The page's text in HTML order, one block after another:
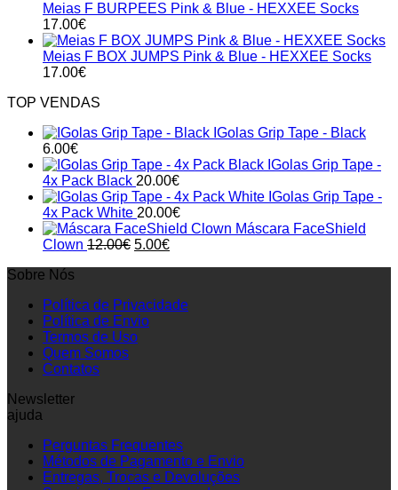
Meias F BURPEES Pink & Blue - HEXXEE Socks
17.00€
Meias F BOX JUMPS Pink & Blue - HEXXEE Socks
17.00€
TOP VENDAS
IGolas Grip Tape - Black
6.00€
IGolas Grip Tape -
4x Pack Black 20.00€
IGolas Grip Tape -
4x Pack White 20.00€
Máscara FaceShield
Clown 12.00€ Original
5.00€Current
Sobre Nós
Política de Privacidade
Política de Envio
Termos de Uso
Quem Somos
Contatos
Newsletter
ajuda
Perguntas Frequentes
Métodos de Pagamento e Envio
Entregas, Trocas e Devoluções